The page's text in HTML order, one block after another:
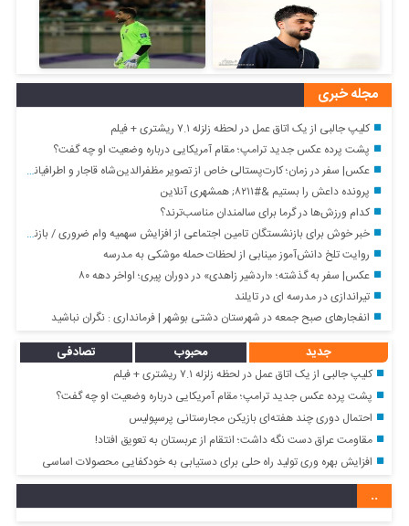
مجله خبری
کلیپ جالبی از یک اتاق عمل در لحظه زلزله ۷.۱ ریشتری + فیلم
پشت پرده عکس جدید ترامپ؛ مقام آمریکایی درباره وضعیت او چه گفت؟
عکس| سفر در زمان؛ کارت‌پستالی خاص از تصویر مظفرالدین‌شاه قاجار و اطرافیانش
پرونده داعش را بستیم &#۸۲۱۱; همشهری آنلاین
کدام ورزش‌ها در گرما برای سالمندان مناسب‌ترند؟
خبر خوش برای بازنشستگان تامین اجتماعی از افزایش سهمیه وام ضروری / بازنشستگان متقاضی وام ضروری این خبر مخصوص شماست
روایت تلخ دانش‌آموز مینابی از لحظات حمله موشکی به مدرسه
عکس| سفر به گذشته؛ «اردشیر زاهدی» در دوران پیری؛ اواخر دهه ۸۰
تیراندازی در مدرسه ای در تایلند
انفجارهای صبح جمعه در شهرستان دشتی بوشهر | فرمانداری : نگران نباشید
جدید محبوب تصادفی
کلیپ جالبی از یک اتاق عمل در لحظه زلزله ۷.۱ ریشتری + فیلم
پشت پرده عکس جدید ترامپ؛ مقام آمریکایی درباره وضعیت او چه گفت؟
احتمال دوری چند هفته‌ای بازیکن مجارستانی پرسپولیس
مقاومت عراق دست نگه داشت؛ انتقام از عربستان به تعویق افتاد!
افزایش بهره وری تولید راه حلی برای دستیابی به خودکفایی محصولات اساسی
..